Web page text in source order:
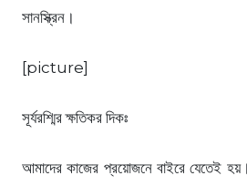
সানস্ক্রিন।
[picture]
সূর্যরশ্মির ক্ষতিকর দিকঃ
আমাদের কাজের প্রয়োজনে বাইরে যেতেই